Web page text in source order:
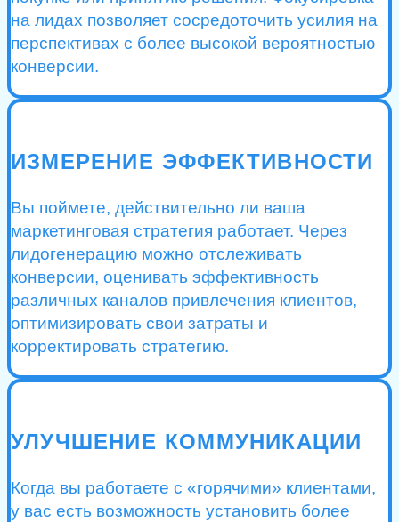
на лидах позволяет сосредоточить усилия на
перспективах с более высокой вероятностью
конверсии.
ИЗМЕРЕНИЕ ЭФФЕКТИВНОСТИ
Вы поймете, действительно ли ваша
маркетинговая стратегия работает. Через
лидогенерацию можно отслеживать
конверсии, оценивать эффективность
различных каналов привлечения клиентов,
оптимизировать свои затраты и
корректировать стратегию.
УЛУЧШЕНИЕ КОММУНИКАЦИИ
Когда вы работаете с «горячими» клиентами,
у вас есть возможность установить более